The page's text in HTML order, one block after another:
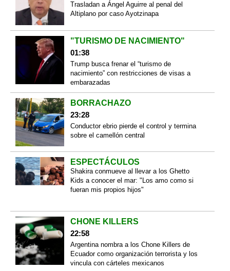
Trasladan a Ángel Aguirre al penal del
Altiplano por caso Ayotzinapa
"TURISMO DE NACIMIENTO"
01:38
Trump busca frenar el “turismo de
nacimiento” con restricciones de visas a
embarazadas
BORRACHAZO
23:28
Conductor ebrio pierde el control y termina
sobre el camellón central
ESPECTÁCULOS
Shakira conmueve al llevar a los Ghetto
Kids a conocer el mar: "Los amo como si
fueran mis propios hijos"
CHONE KILLERS
22:58
Argentina nombra a los Chone Killers de
Ecuador como organización terrorista y los
vincula con cárteles mexicanos